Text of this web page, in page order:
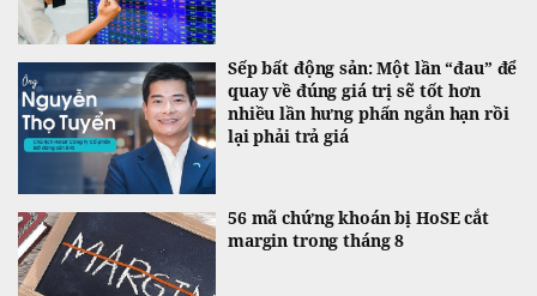
Sếp bất động sản: Một lần “đau” để
quay về đúng giá trị sẽ tốt hơn
nhiều lần hưng phấn ngắn hạn rồi
lại phải trả giá
56 mã chứng khoán bị HoSE cắt
margin trong tháng 8